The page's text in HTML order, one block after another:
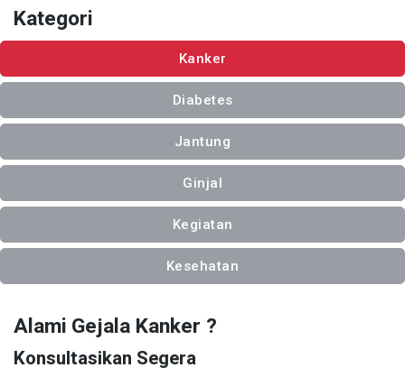
Kategori
Kanker
Diabetes
Jantung
Ginjal
Kegiatan
Kesehatan
Alami Gejala Kanker ?
Konsultasikan Segera